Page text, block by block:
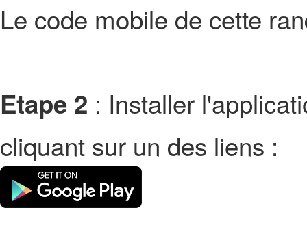
Le code mobile de cette
Etape 2 : Installer
cliquant sur un des liens :